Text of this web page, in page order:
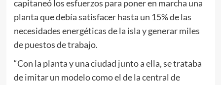
capitaneó los esfuerzos para poner en marcha una
planta que debía satisfacer hasta un 15% de las
necesidades energéticas de la isla y generar miles
de puestos de trabajo.
“Con la planta y una ciudad junto a ella, se trataba
de imitar un modelo como el de la central de